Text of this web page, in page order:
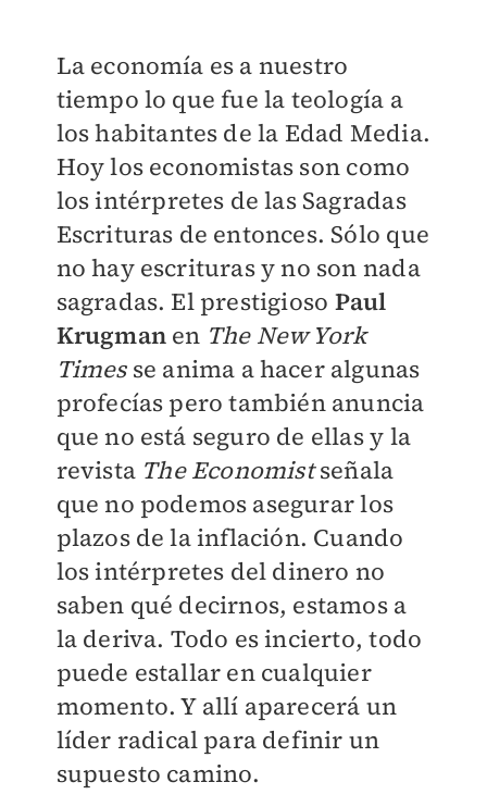
La economía es a nuestro
tiempo lo que fue la teología a
los habitantes de la Edad Media.
Hoy los economistas son como
los intérpretes de las Sagradas
Escrituras de entonces. Sólo que
no hay escrituras y no son nada
sagradas. El prestigioso Paul
Krugmanen The New York
Timesse anima a hacer algunas
profecías pero también anuncia
que no está seguro de ellas y la
revista The Economistseñala
que no podemos asegurar los
plazos de la inflación. Cuando
los intérpretes del dinero no
saben qué decirnos, estamos a
la deriva. Todo es incierto, todo
puede estallar en cualquier
momento. Y allí aparecerá un
líder radical para definir un
supuesto camino.